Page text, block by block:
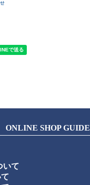
ONLINE SHOP GUIDE
いて